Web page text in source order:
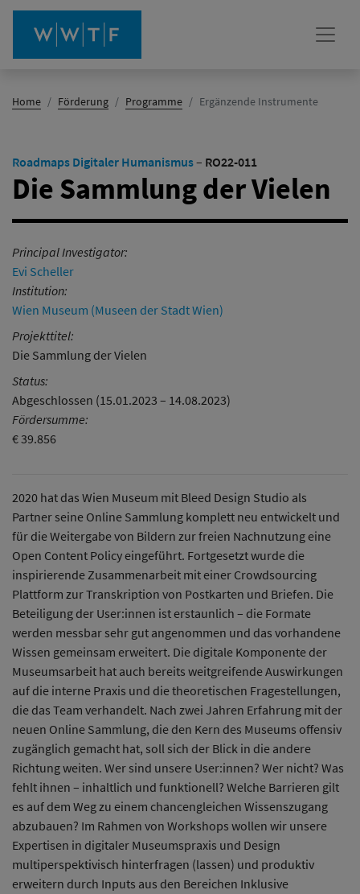
Home Förderung Programme Ergänzende Instrumente(Aktiv)
Roadmaps Digitaler Humanismus– RO22-011
Die Sammlung der Vielen
Principal Investigator:
Evi Scheller
Institution:
Wien Museum (Museen der Stadt Wien)
Projekttitel:
Die Sammlung der Vielen
Status:
Abgeschlossen (15.01.2023 – 14.08.2023)
Fördersumme:
€ 39.856
2020 hat das Wien Museum mit Bleed Design Studio als
Partner seine Online Sammlung komplett neu entwickelt und
für die Weitergabe von Bildern zur freien Nachnutzung eine
Open Content Policy eingeführt. Fortgesetzt wurde die
inspirierende Zusammenarbeit mit einer Crowdsourcing
Plattform zur Transkription von Postkarten und Briefen. Die
Beteiligung der User:innen ist erstaunlich – die Formate
werden messbar sehr gut angenommen und das vorhandene
Wissen gemeinsam erweitert. Die digitale Komponente der
Museumsarbeit hat auch bereits weitgreifende Auswirkungen
auf die interne Praxis und die theoretischen Fragestellungen,
die das Team verhandelt. Nach zwei Jahren Erfahrung mit der
neuen Online Sammlung, die den Kern des Museums offensiv
zugänglich gemacht hat, soll sich der Blick in die andere
Richtung weiten. Wer sind unsere User:innen? Wer nicht? Was
fehlt ihnen – inhaltlich und funktionell? Welche Barrieren gilt
es auf dem Weg zu einem chancengleichen Wissenszugang
abzubauen? Im Rahmen von Workshops wollen wir unsere
Expertisen in digitaler Museumspraxis und Design
multiperspektivisch hinterfragen (lassen) und produktiv
erweitern durch Inputs aus den Bereichen Inklusive